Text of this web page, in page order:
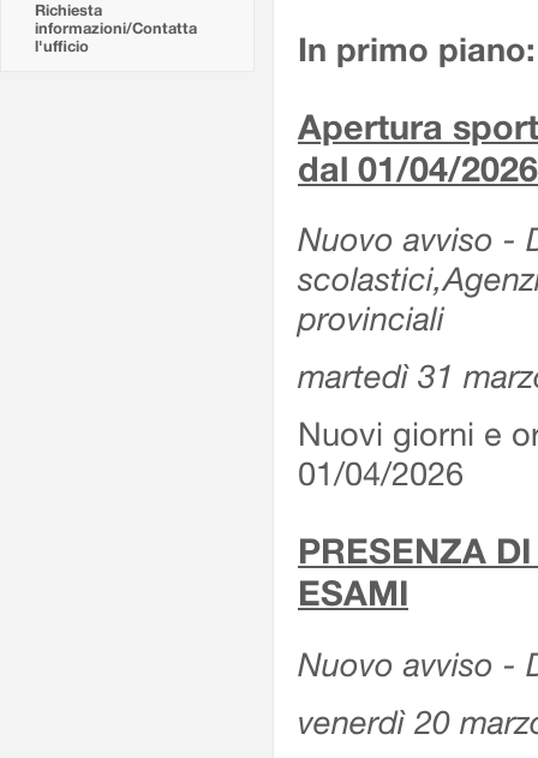
Richiesta
informazioni/Contatta
l'ufficio
In primo piano:
Apertura
dal 01/04/2026
Nuovo avviso -
provinciali
martedì 31
Nuovi giorni e
01/04/2026
PRESENZA
ESAMI
Nuovo avviso -
venerdì 20